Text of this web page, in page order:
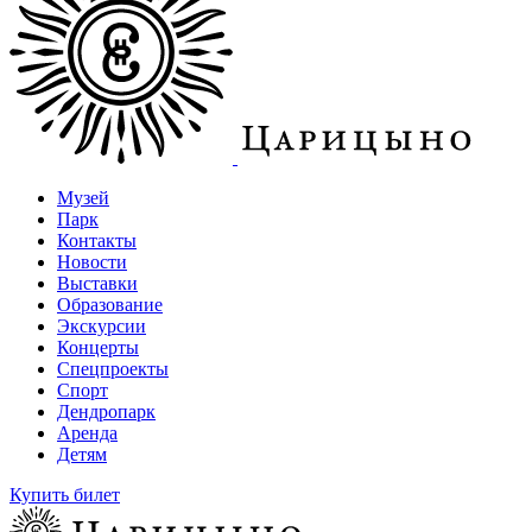
Музей
Парк
Контакты
Новости
Выставки
Образование
Экскурсии
Концерты
Спецпроекты
Спорт
Дендропарк
Аренда
Детям
Купить билет